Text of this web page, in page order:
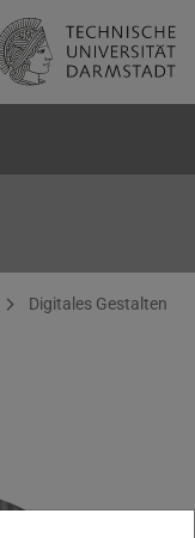
Digitales Gestalten